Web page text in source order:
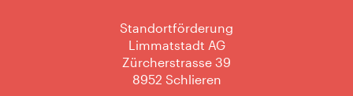
Standortförderung
Limmatstadt AG
Zürcherstrasse 39
8952 Schlieren